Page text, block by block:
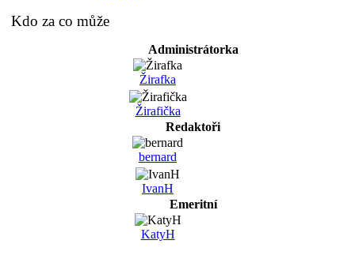
Kdo za co může
Administrátorka
Žirafka
Žirafička
Redaktoři
bernard
IvanH
Emeritní
KatyH